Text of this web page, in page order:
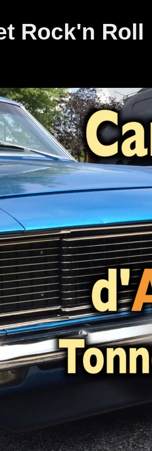
Rock'n Roll